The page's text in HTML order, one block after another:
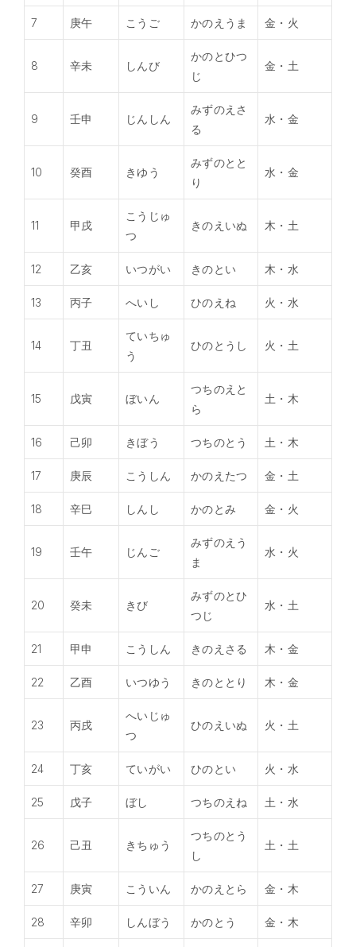
7 庚午 こうご かのえうま 金・火
8 辛未 しんび
かのとひつ
じ
金・土
9 壬申 じんしん
みずのえさ
る
水・金
10 癸酉 きゆう
みずのとと
り
水・金
11 甲戌
こうじゅ
つ
きのえいぬ 木・土
12 乙亥 いつがい きのとい 木・水
13 丙子 へいし ひのえね 火・水
14 丁丑
ていちゅ
う
ひのとうし 火・土
15 戊寅 ぼいん
つちのえと
ら
土・木
16 己卯 きぼう つちのとう 土・木
17 庚辰 こうしん かのえたつ 金・土
18 辛巳 しんし かのとみ 金・火
19 壬午 じんご
みずのえう
ま
水・火
20 癸未 きび
みずのとひ
つじ
水・土
21 甲申 こうしん きのえさる 木・金
22 乙酉 いつゆう きのととり 木・金
23 丙戌
へいじゅ
つ
ひのえいぬ 火・土
24 丁亥 ていがい ひのとい 火・水
25 戊子 ぼし つちのえね 土・水
26 己丑 きちゅう
つちのとう
し
土・土
27 庚寅 こういん かのえとら 金・木
28 辛卯 しんぼう かのとう 金・木